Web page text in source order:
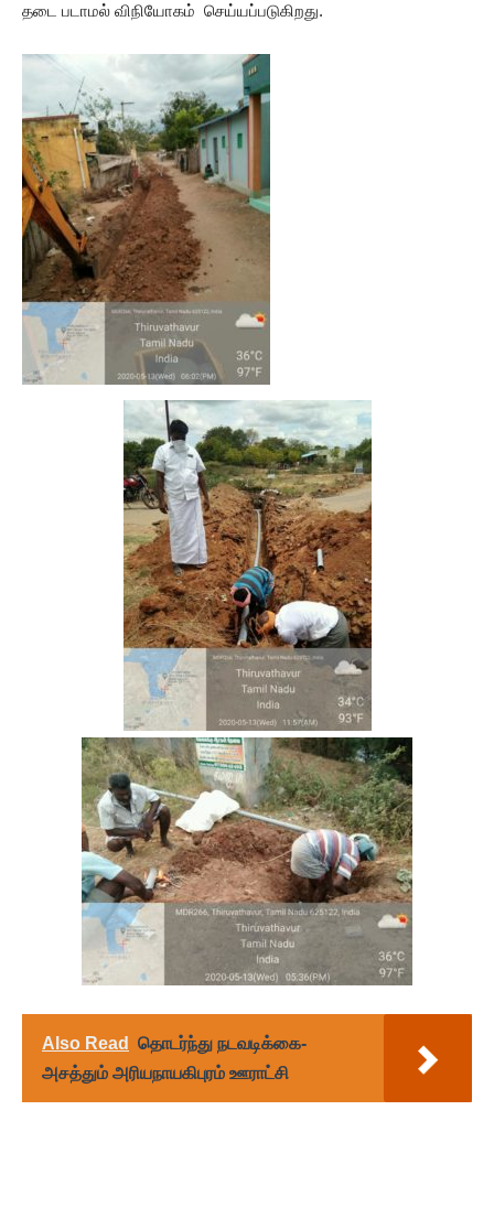
தடை படாமல் விநியோகம் செய்யப்படுகிறது.
Also Read
தொடர்ந்து நடவடிக்கை-
அசத்தும் அரியநாயகிபுரம் ஊராட்சி